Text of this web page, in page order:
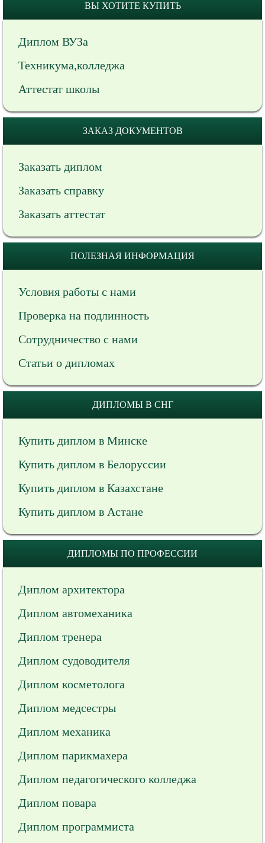
ВЫ ХОТИТЕ КУПИТЬ
Диплом ВУЗа
Техникума,колледжа
Аттестат школы
ЗАКАЗ ДОКУМЕНТОВ
Заказать диплом
Заказать справку
Заказать аттестат
ПОЛЕЗНАЯ ИНФОРМАЦИЯ
Условия работы с нами
Проверка на подлинность
Сотрудничество с нами
Статьи о дипломах
ДИПЛОМЫ В СНГ
Купить диплом в Минске
Купить диплом в Белоруссии
Купить диплом в Казахстане
Купить диплом в Астане
ДИПЛОМЫ ПО ПРОФЕССИИ
Диплом архитектора
Диплом автомеханика
Диплом тренера
Диплом судоводителя
Диплом косметолога
Диплом медсестры
Диплом механика
Диплом парикмахера
Диплом педагогического колледжа
Диплом повара
Диплом программиста